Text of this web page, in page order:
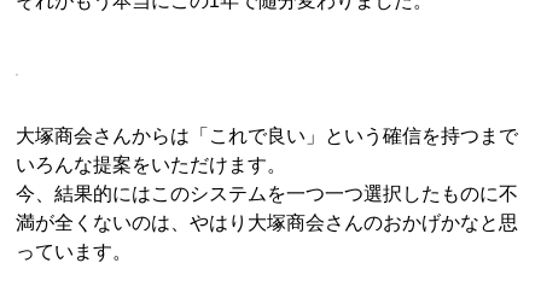
大塚商会さんからは「これで良い」という確信を持つまで
いろんな提案をいただけます。
今、結果的にはこのシステムを一つ一つ選択したものに不
満が全くないのは、やはり大塚商会さんのおかげかなと思
っています。